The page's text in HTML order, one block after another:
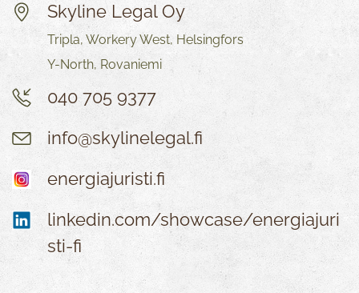
Skyline Legal Oy
Tripla, Workery West, Helsingfors
Y-North, Rovaniemi
040 705 9377
info@skylinelegal.fi
energiajuristi.fi
linkedin.com/showcase/energiajuri
sti-fi